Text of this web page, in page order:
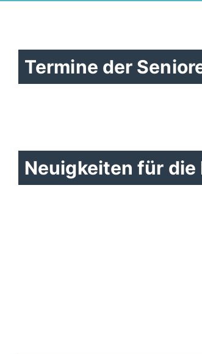
Termine der
Neuigkeiten für
Schöppingen-